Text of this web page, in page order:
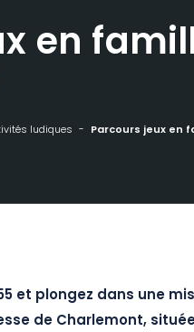
en
ludiques Parcours jeux en
et plongez dans une
de Charlemont,